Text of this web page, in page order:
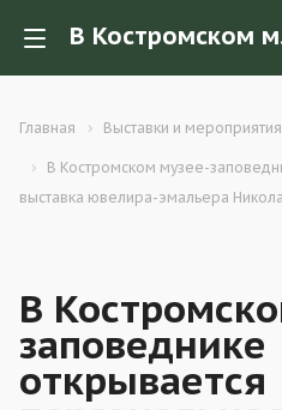
В
Главная Выставки и мероприятия
В Костромском музее-
выставка ювелира-эмальера
В
заповеднике
открывается